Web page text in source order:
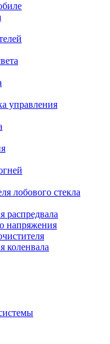
управления
лобового стекла
распредвала
напряжения
коленвала